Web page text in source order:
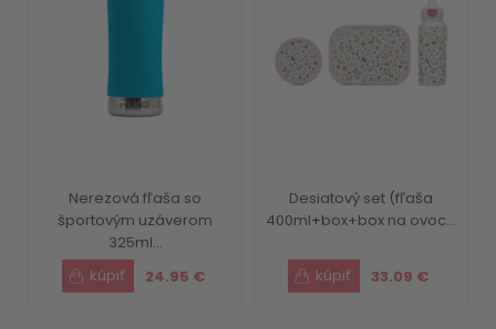
Nerezová fľaša so
športovým uzáverom
325ml...
24.95 €
Desiatový set (fľaša
400ml+box+box na ovoc...
33.09 €